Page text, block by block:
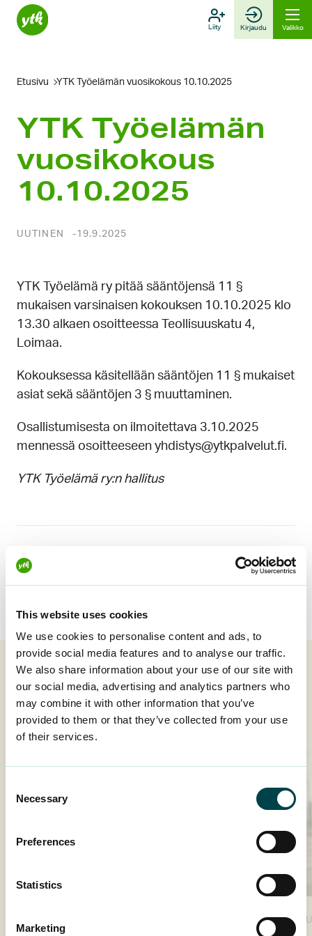
This website uses cookies
We use cookies to personalise content and ads, to
provide social media features and to analyse our traffic.
We also share information about your use of our site with
our social media, advertising and analytics partners who
may combine it with other information that you’ve
provided to them or that they’ve collected from your use
of their services.
Selection
Necessary
Preferences
Statistics
Marketing
Hyppää
sisältöön
Liity Kirjaudu Valikko
Etusivu YTK Työelämän vuosikokous 10.10.2025
YTK Työelämän
vuosikokous
10.10.2025
UUTINEN 19.9.2025
YTK Työelämä ry pitää sääntöjensä 11 §
mukaisen varsinaisen kokouksen 10.10.2025 klo
13.30 alkaen osoitteessa Teollisuuskatu 4,
Loimaa.
Kokouksessa käsitellään sääntöjen 11 § mukaiset
asiat sekä sääntöjen 3 § muuttaminen.
Osallistumisesta on ilmoitettava 3.10.2025
mennessä osoitteeseen yhdistys@ytkpalvelut.fi.
YTK Työelämä ry:n hallitus
Lue seuraavaksi